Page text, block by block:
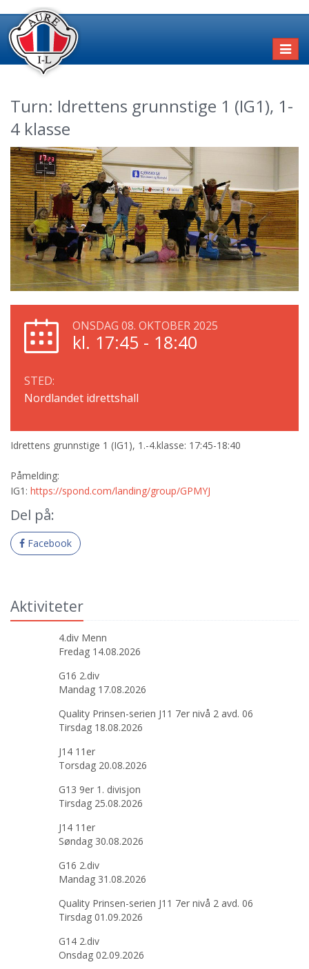
Turn: Idrettens grunnstige 1 (IG1), 1-
4 klasse
ONSDAG 08. OKTOBER 2025
kl. 17:45 - 18:40
STED:
Nordlandet idrettshall
Idrettens grunnstige 1 (IG1), 1.-4.klasse: 17:45-18:40
Påmelding:
IG1: https://spond.com/landing/group/GPMYJ
Del på:
Facebook
Aktiviteter
4.div Menn
Fredag 14.08.2026
G16 2.div
Mandag 17.08.2026
Quality Prinsen-serien J11 7er nivå 2 avd. 06
Tirsdag 18.08.2026
J14 11er
Torsdag 20.08.2026
G13 9er 1. divisjon
Tirsdag 25.08.2026
J14 11er
Søndag 30.08.2026
G16 2.div
Mandag 31.08.2026
Quality Prinsen-serien J11 7er nivå 2 avd. 06
Tirsdag 01.09.2026
G14 2.div
Onsdag 02.09.2026